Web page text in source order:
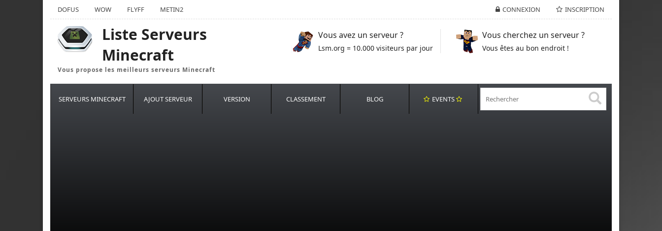
CONNEXION INSCRIPTION
DOFUS WOW FLYFF METIN2
Liste Serveurs
Minecraft
Vous propose les meilleurs serveurs Minecraft
Vous avez un serveur ?
Lsm.org = 10.000 visiteurs par jour
Vous cherchez un serveur ?
Vous êtes au bon endroit !
SERVEURS MINECRAFT AJOUT SERVEUR VERSION CLASSEMENT BLOG EVENTS